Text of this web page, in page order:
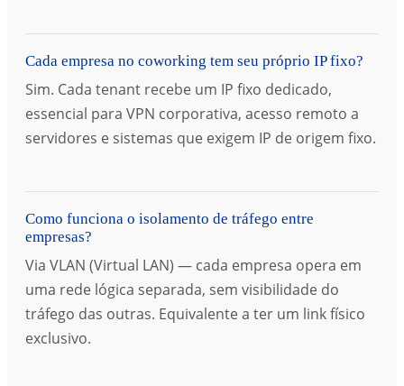
Cada empresa no coworking tem seu próprio IP fixo?
Sim. Cada tenant recebe um IP fixo dedicado,
essencial para VPN corporativa, acesso remoto a
servidores e sistemas que exigem IP de origem fixo.
Como funciona o isolamento de tráfego entre
empresas?
Via VLAN (Virtual LAN) — cada empresa opera em
uma rede lógica separada, sem visibilidade do
tráfego das outras. Equivalente a ter um link físico
exclusivo.